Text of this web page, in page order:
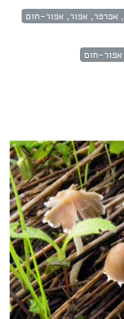
אפור, אפור-חום
חום